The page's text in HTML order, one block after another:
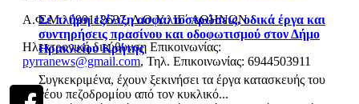
Σε πλήρη εξέλιξη ασφαλτοστρώσεις, οδικά έργα και
συντηρήσεις πρασίνου και οδοφωτισμού στον Δήμο
Ηρακλείου Κρήτης
Συγκεκριμένα, έχουν ξεκινήσει τα έργα κατασκευής του
νέου πεζοδρομίου από τον κυκλικό...
Α.Φ.Μ.: 099112637, Δ.Ο.Υ.: ΙΓ΄ ΑΘΗΝΩΝ
Ηλεκτρονική διεύθυνση Επικοινωνίας:
pyrranews@gmail.com, Τηλ. Επικοινωνίας: 6944503911